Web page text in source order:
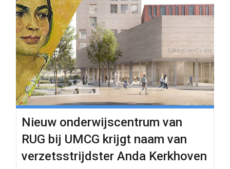
Nieuw onderwijscentrum van
RUG bij UMCG krijgt naam van
verzetsstrijdster Anda Kerkhoven